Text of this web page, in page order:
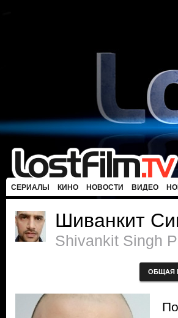
СЕРИАЛЫ КИНО НОВОСТИ ВИДЕО
Шиванкит
Shivankit Singh
ОБЩАЯ